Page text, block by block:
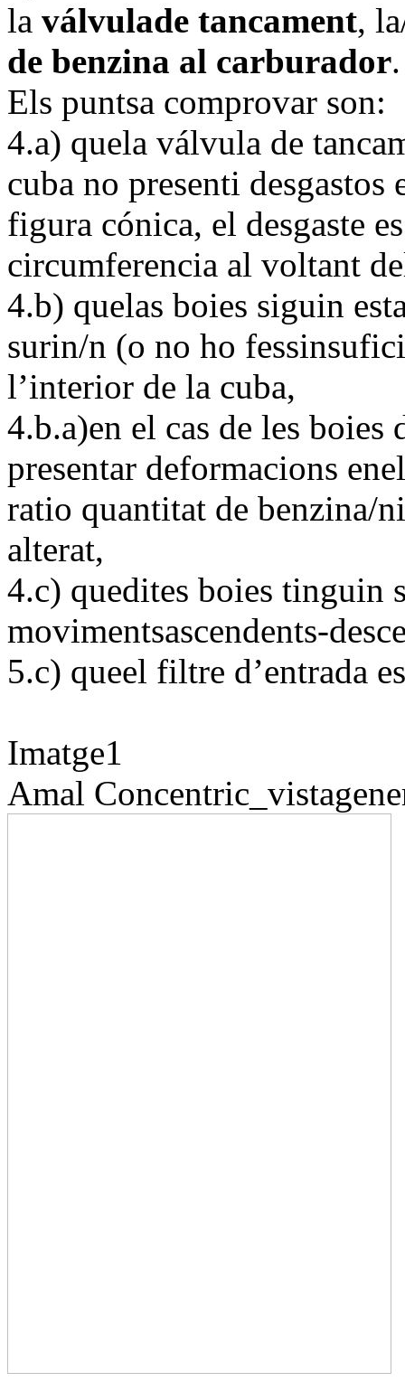
la válvulade tancament,
de benzina al carburador.
Els puntsa comprovar son:
4.a) quela válvula de
cuba no presenti desgastos
figura cónica, el desgaste
circumferencia al voltant
4.b) quelas boies siguin
surin/n (o no ho
l’interior de la cuba,
4.b.a)en el cas de les boies
presentar deformacions
ratio quantitat de benzina/
alterat,
4.c) quedites boies tinguin
movimentsascendents-
5.c) queel filtre d’entrada
Imatge1
Amal